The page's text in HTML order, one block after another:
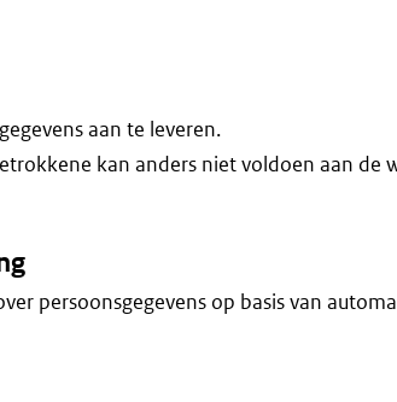
aan te leveren.
kan anders niet voldoen aan de
persoonsgegevens op basis van